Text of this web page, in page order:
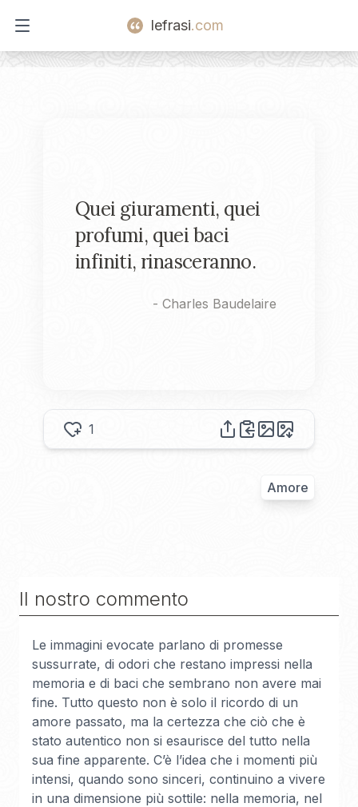
Open main menu
lefrasi.com
Quei giuramenti, quei
profumi, quei baci
infiniti, rinasceranno.
- Charles Baudelaire
1
Amore
Il nostro commento
Le immagini evocate parlano di promesse
sussurrate, di odori che restano impressi nella
memoria e di baci che sembrano non avere mai
fine. Tutto questo non è solo il ricordo di un
amore passato, ma la certezza che ciò che è
stato autentico non si esaurisce del tutto nella
sua fine apparente. C’è l’idea che i momenti più
intensi, quando sono sinceri, continuino a vivere
in una dimensione più sottile: nella memoria, nel